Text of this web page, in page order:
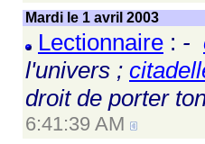
Mardi le 1 avril 2003
Lectionnaire : -
l'univers ;
droit de porter
6:41:39 AM